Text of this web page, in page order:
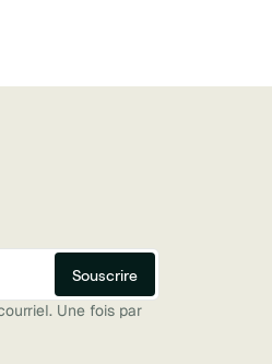
Une fois par